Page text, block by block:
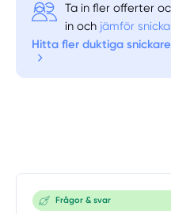
Ta in fler offerter
in och jämför
Hitta fler duktiga
Frågor & svar